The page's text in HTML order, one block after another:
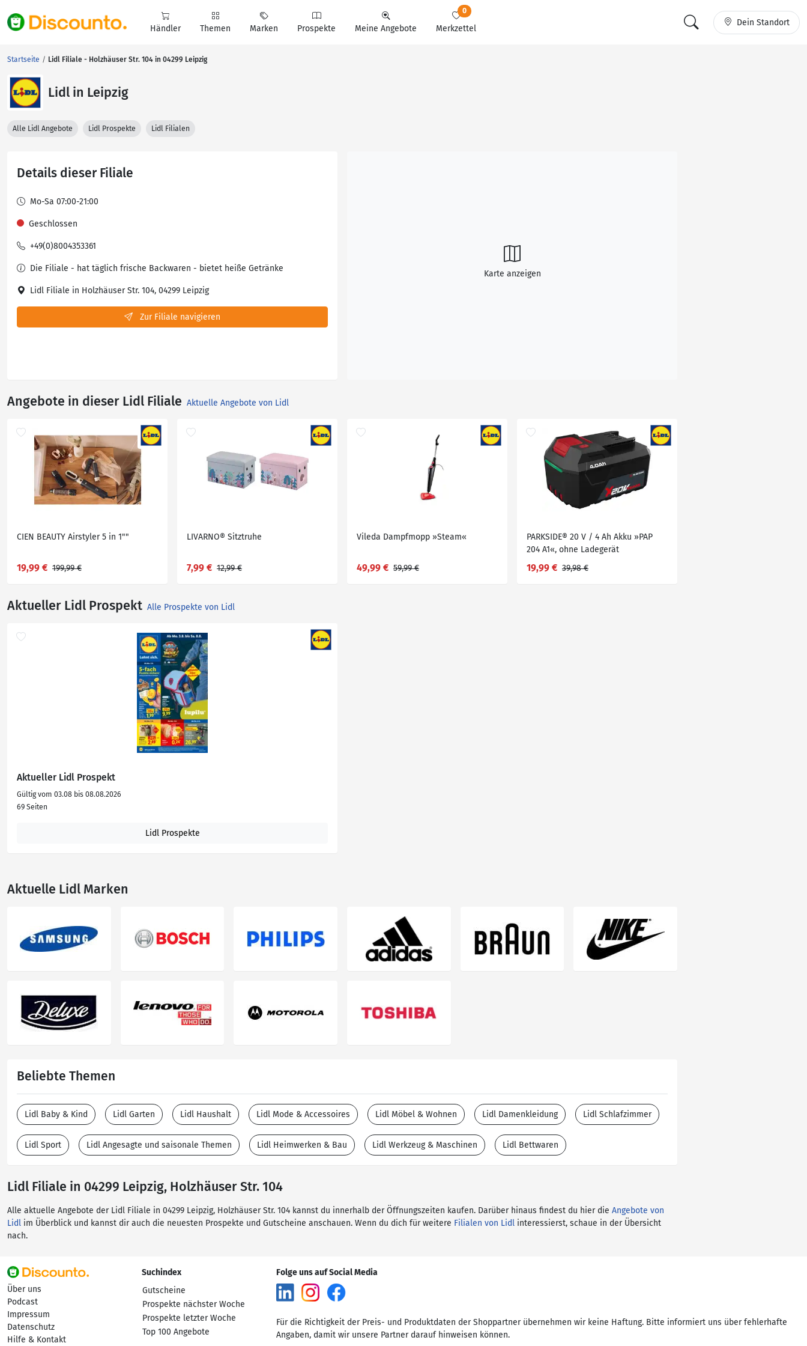
Händler Themen Marken Prospekte Meine Angebote Merkzettel
0
Dein Standort
Startseite Lidl Filiale - Holzhäuser Str. 104 in 04299 Leipzig
Lidl in Leipzig
Alle Lidl Angebote Lidl Prospekte Lidl Filialen
Details dieser Filiale
Mo-Sa 07:00-21:00
Geschlossen
+49(0)8004353361
Die Filiale - hat täglich frische Backwaren - bietet heiße Getränke
Lidl Filiale in Holzhäuser Str. 104, 04299 Leipzig
Zur Filiale navigieren
Karte anzeigen
Angebote in dieser Lidl Filiale Aktuelle Angebote von Lidl
CIEN BEAUTY Airstyler 5 in 1""
19,99 € 199,99 €
LIVARNO® Sitztruhe
7,99 € 12,99 €
Vileda Dampfmopp »Steam«
49,99 € 59,99 €
PARKSIDE® 20 V / 4 Ah Akku »PAP
204 A1«, ohne Ladegerät
19,99 € 39,98 €
Aktueller Lidl Prospekt Alle Prospekte von Lidl
Aktueller Lidl Prospekt
Gültig vom 03.08 bis 08.08.2026
69 Seiten
Lidl Prospekte
Aktuelle Lidl Marken
Beliebte Themen
Lidl Baby & Kind Lidl Garten Lidl Haushalt Lidl Mode & Accessoires Lidl Möbel & Wohnen Lidl Damenkleidung Lidl Schlafzimmer
Lidl Sport Lidl Angesagte und saisonale Themen Lidl Heimwerken & Bau Lidl Werkzeug & Maschinen Lidl Bettwaren
Lidl Filiale in 04299 Leipzig, Holzhäuser Str. 104
Alle aktuelle Angebote der Lidl Filiale in 04299 Leipzig, Holzhäuser Str. 104 kannst du innerhalb der Öffnungszeiten kaufen. Darüber hinaus findest du hier die Angebote von
Lidl im Überblick und kannst dir auch die neuesten Prospekte und Gutscheine anschauen. Wenn du dich für weitere Filialen von Lidl interessierst, schaue in der Übersicht
nach.
Über uns
Podcast
Impressum
Datenschutz
Hilfe & Kontakt
Suchindex
Gutscheine
Prospekte nächster Woche
Prospekte letzter Woche
Top 100 Angebote
Folge uns auf Social Media
Für die Richtigkeit der Preis- und Produktdaten der Shoppartner übernehmen wir keine Haftung. Bitte informiert uns über fehlerhafte
Angaben, damit wir unsere Partner darauf hinweisen können.